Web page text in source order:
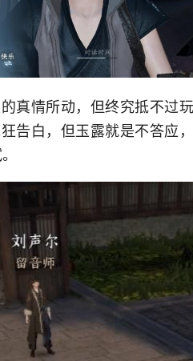
真情所动，但终究抵不过
告白，但玉露就是不答应